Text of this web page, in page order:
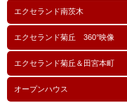
エクセランド南茨木
エクセランド菊丘 360°映像
エクセランド菊丘＆田宮本町
オープンハウス